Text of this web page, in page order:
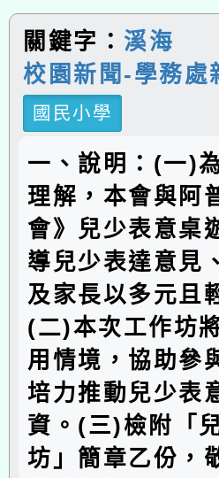
關鍵字： 溪海
校園新聞-學務處
國民小學
一、說明：(一)
理解，本會與阿
會》兒少表意桌
導兒少表達意見
及家長以多元且
(二)本次工作坊
用情境，協助參
培力推動兒少表
資。(三)檢附「
坊」簡章乙份，